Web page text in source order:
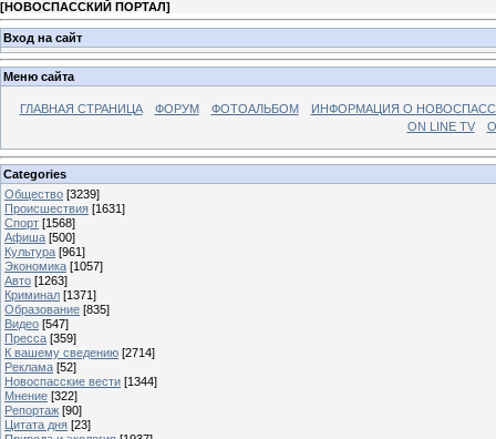
[НОВОСПАССКИЙ ПОРТАЛ]
Вход на сайт
Меню сайта
ГЛАВНАЯ СТРАНИЦА ФОРУМ ФОТОАЛЬБОМ
ИНФОРМАЦИЯ О
ON LINE TV
Categories
Общество [3239]
Происшествия [1631]
Спорт [1568]
Афиша [500]
Культура [961]
Экономика [1057]
Авто [1263]
Криминал [1371]
Образование [835]
Видео [547]
Пресса [359]
К вашему сведению [2714]
Реклама [52]
Новоспасские вести [1344]
Мнение [322]
Репортаж [90]
Цитата дня [23]